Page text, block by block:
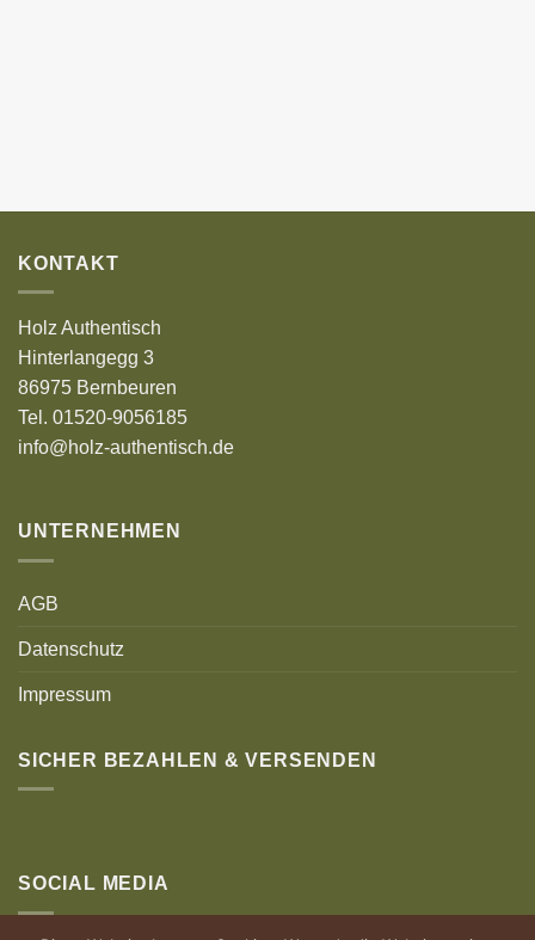
KONTAKT
Holz Authentisch
Hinterlangegg 3
86975 Bernbeuren
Tel. 01520-9056185
info@holz-authentisch.de
UNTERNEHMEN
AGB
Datenschutz
Impressum
SICHER BEZAHLEN & VERSENDEN
SOCIAL MEDIA